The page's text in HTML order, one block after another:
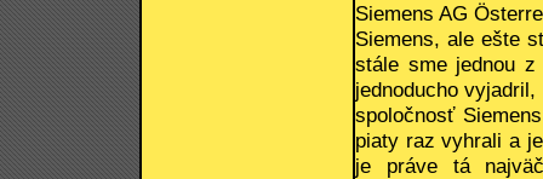
Siemens AG
Siemens, ale ešte
stále sme jednou
jednoducho
spoločnosť
piaty raz vyhrali a
je práve tá